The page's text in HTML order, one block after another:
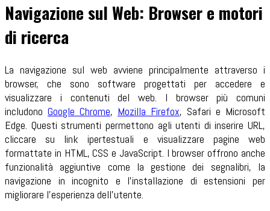
Navigazione sul Web: Browser e motori
di ricerca
La navigazione sul web avviene principalmente attraverso i
browser, che sono software progettati per accedere e
visualizzare i contenuti del web. I browser più comuni
includono Google Chrome, Mozilla Firefox, Safari e Microsoft
Edge. Questi strumenti permettono agli utenti di inserire URL,
cliccare su link ipertestuali e visualizzare pagine web
formattate in HTML, CSS e JavaScript. I browser offrono anche
funzionalità aggiuntive come la gestione dei segnalibri, la
navigazione in incognito e l'installazione di estensioni per
migliorare l'esperienza dell'utente.